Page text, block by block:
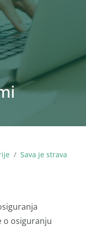
Sava je strava
o osiguranju